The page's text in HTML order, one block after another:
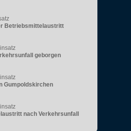
Betriebsmittelaustritt
geborgen
Gumpoldskirchen
nach Verkehrsunfall